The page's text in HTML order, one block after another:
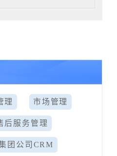
理 市场管理
后服务管理
团公司CRM